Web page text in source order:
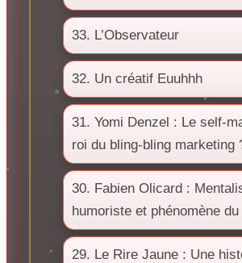
33. L’Observateur
32. Un créatif Euuhhh
31. Yomi Denzel : Le self-
roi du bling-bling marketing
30. Fabien Olicard :
humoriste et phénomène
29. Le Rire Jaune : Une